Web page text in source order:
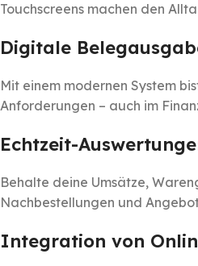
Touchscreens machen den
Digitale
Mit einem modernen System
Anforderungen – auch im
Echtzeit-
Behalte deine Umsätze,
Nachbestellungen und
Integration von